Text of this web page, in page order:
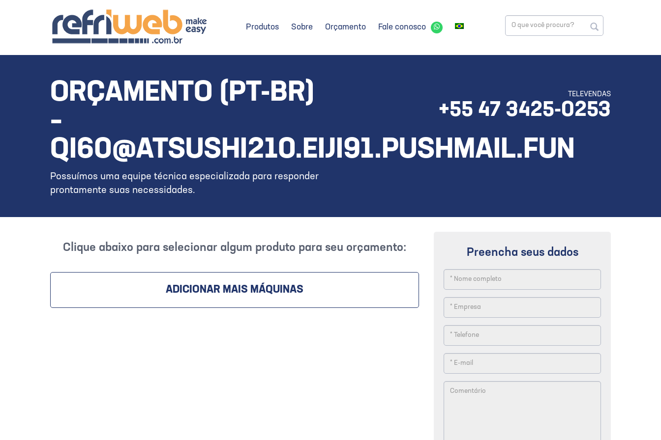
Produtos Sobre Orçamento Fale conosco
ORÇAMENTO (PT-BR)
–
QI60@ATSUSHI210.EIJI91.PUSHMAIL.FUN
Possuímos uma equipe técnica especializada para responder
prontamente suas necessidades.
TELEVENDAS
+55 47 3425-0253
Clique abaixo para selecionar algum produto para seu orçamento:
ADICIONAR MAIS MÁQUINAS
Preencha seus dados